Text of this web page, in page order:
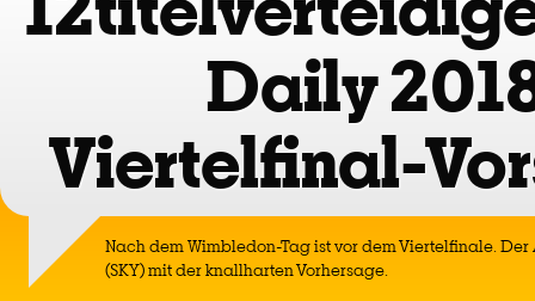
Daily
Viertelfinal-
Nach dem Wimbledon-Tag ist vor dem Viertelfinale.
(SKY) mit der knallharten Vorhersage.